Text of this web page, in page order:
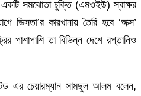
সমঝোতা চুক্তি (এমওইউ) স্বাক্ষর
কারখানায় তৈরি হবে ‘অক্স’
পাশাপাশি তা বিভিন্ন দেশে রপ্তানিও
এর চেয়ারম্যান সামছুল আলম বলেন,